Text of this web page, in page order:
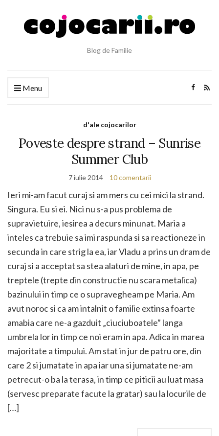
Blog de Familie
Menu
d'ale cojocarilor
Poveste despre strand – Sunrise
Summer Club
7 iulie 2014 10 comentarii
Ieri mi-am facut curaj si am mers cu cei mici la strand.
Singura. Eu si ei. Nici nu s-a pus problema de
supravietuire, iesirea a decurs minunat. Maria a
inteles ca trebuie sa imi raspunda si sa reactioneze in
secunda in care strig la ea, iar Vladu a prins un dram de
curaj si a acceptat sa stea alaturi de mine, in apa, pe
treptele (trepte din constructie nu scara metalica)
bazinului in timp ce o supravegheam pe Maria. Am
avut noroc si ca am intalnit o familie extinsa foarte
amabia care ne-a gazduit „ciuciuboatele” langa
umbrela lor in timp ce noi eram in apa. Adica in marea
majoritate a timpului. Am stat in jur de patru ore, din
care 2 si jumatate in apa iar una si jumatate ne-am
petrecut-o ba la terasa, in timp ce piticii au luat masa
(servesc preparate facute la gratar) sau la locurile de
[…]